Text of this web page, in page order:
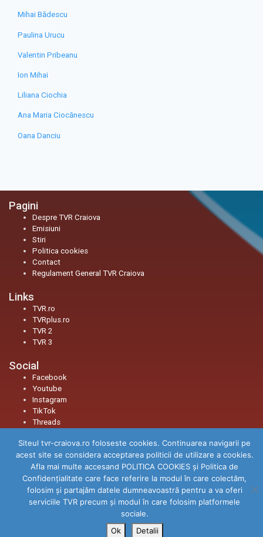
Mihai Bădescu
Paulina Urucu
Valentin Pribeanu
Ion Mihai
Liliana Ciochia
Ana Maria Ciocănescu
Oana Danciu
Pagini
Despre TVR Craiova
Emisiuni
Stiri
Politica cookies
Contact
Regulament General TVR Craiova
Links
TVR.ro
TVRplus.ro
TVR 2
TVR 3
Social
Facebook
Youtube
Instagram
TikTok
Threads
© 2026 TVR Craiova |Toate drepturile rezervate.
Siteul tvr-craiova.ro foloseste cookies. Continuarea navigarii pe
acest site se considera acceptarea politicii de utilizare a cookies.
Afla mai multe accesand POLITICA COOKIES și Politica de
Confidenţialitate care face referire la modul în care colectăm,
folosim şi partajăm datele dumneavoastră pentru a va oferi
serviciile TVR precum şi modul în care folosim platformele
sociale.
Ok
Detalii